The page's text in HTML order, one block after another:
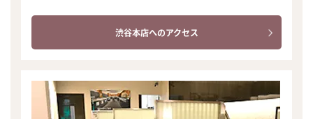
渋谷本店へのアクセス